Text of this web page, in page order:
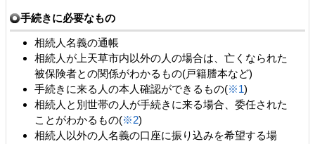
手続きに必要なもの
相続人名義の通帳
相続人が上天草市内以外の人の場合は、亡くなられた
被保険者との関係がわかるもの(戸籍謄本など)
手続きに来る人の本人確認ができるもの(※1)
相続人と別世帯の人が手続きに来る場合、委任された
ことがわかるもの(※2)
相続人以外の人名義の口座に振り込みを希望する場